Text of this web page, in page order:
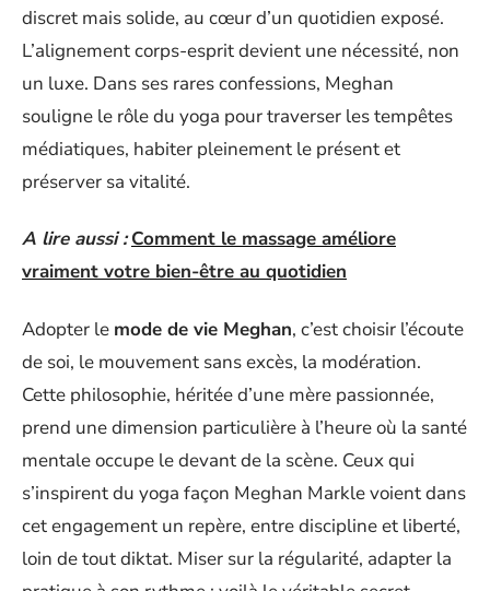
discret mais solide, au cœur d’un quotidien exposé.
L’alignement corps-esprit devient une nécessité, non
un luxe. Dans ses rares confessions, Meghan
souligne le rôle du yoga pour traverser les tempêtes
médiatiques, habiter pleinement le présent et
préserver sa vitalité.
A lire aussi : Comment le massage améliore
vraiment votre bien-être au quotidien
Adopter le mode de vie Meghan, c’est choisir l’écoute
de soi, le mouvement sans excès, la modération.
Cette philosophie, héritée d’une mère passionnée,
prend une dimension particulière à l’heure où la santé
mentale occupe le devant de la scène. Ceux qui
s’inspirent du yoga façon Meghan Markle voient dans
cet engagement un repère, entre discipline et liberté,
loin de tout diktat. Miser sur la régularité, adapter la